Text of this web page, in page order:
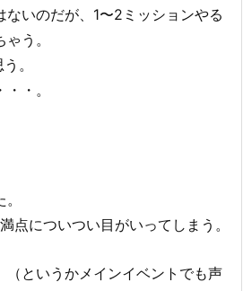
ないのだが、1〜2ミッションやる
う。
。
・。
点についつい目がいってしまう。
（というかメインイベントでも声